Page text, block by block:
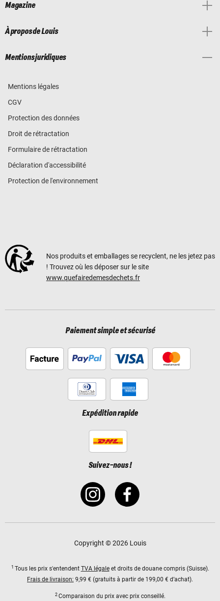
Magazine
À propos de Louis
Mentions juridiques
Mentions légales
CGV
Protection des données
Droit de rétractation
Formulaire de rétractation
Déclaration d'accessibilité
Protection de l'environnement
Nos produits et emballages se recyclent, ne les jetez pas
! Trouvez où les déposer sur le site
www.quefairedemesdechets.fr
Paiement simple et sécurisé
Expédition rapide
Suivez-nous !
Copyright © 2026 Louis
1 Tous les prix s'entendent TVA légaleet droits de douane compris (Suisse).
Frais de livraison: 9,99 € (gratuits à partir de 199,00 € d’achat).
2 Comparaison du prix avec prix conseillé.